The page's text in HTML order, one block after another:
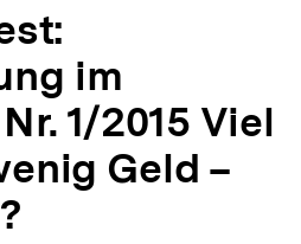
im
1/2015 Viel
Geld –